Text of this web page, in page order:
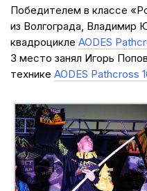
Победителем в классе
из Волгограда, Владимир
квадроцикле AODES
3 место занял Игорь
технике AODES Pathcross